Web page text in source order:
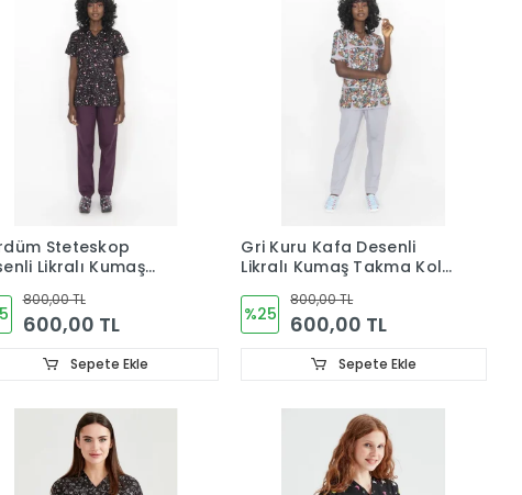
Steteskop
Likralı Kumaş
800,00 TL
600,00 TL
Sepete Ekle
Gri Kuru Kafa Desenli
Likralı Kumaş Takma Kol
Forma
%25
800,00 TL
600,00 TL
Sepete Ekle